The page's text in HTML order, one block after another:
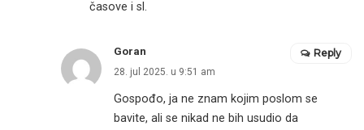
časove i sl.
Goran
28. jul 2025. u 9:51 am
Gospođo, ja ne znam kojim poslom se
bavite, ali se nikad ne bih usudio da
Reply